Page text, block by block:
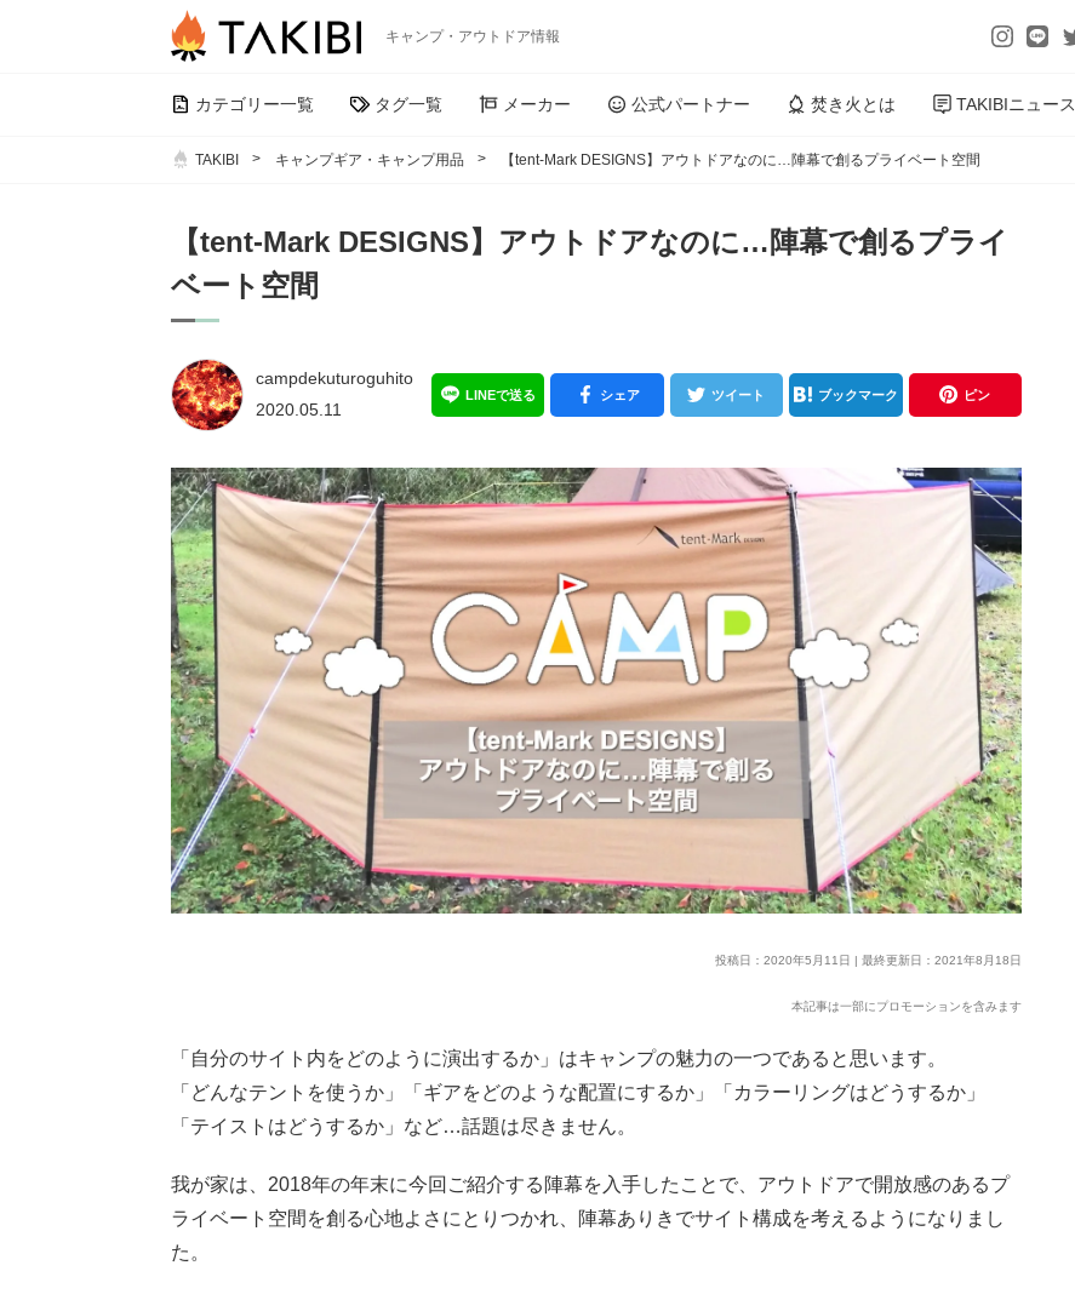
キャンプ・アウトドア情報
カテゴリー一覧 タグ一覧 メーカー 公式パートナー 焚き火とは TAKIBIニュース
TAKIBI キャンプギア・キャンプ用品 【tent-Mark DESIGNS】アウトドアなのに…陣幕で創るプライベート空間
【tent-Mark DESIGNS】アウトドアなのに…陣幕で創るプライ
ベート空間
campdekuturoguhito
2020.05.11
LINEで送る シェア ツイート ブックマーク ピン
投稿日：2020年5月11日 | 最終更新日：2021年8月18日
本記事は一部にプロモーションを含みます
「自分のサイト内をどのように演出するか」はキャンプの魅力の一つであると思います。
「どんなテントを使うか」「ギアをどのような配置にするか」「カラーリングはどうするか」
「テイストはどうするか」など…話題は尽きません。
我が家は、 2018年の年末に今回ご紹介する陣幕を入手したことで、アウトドアで開放感のあるプ
ライベート空間を創る心地よさにとりつかれ、陣幕ありきでサイト構成を考えるようになりまし
た。